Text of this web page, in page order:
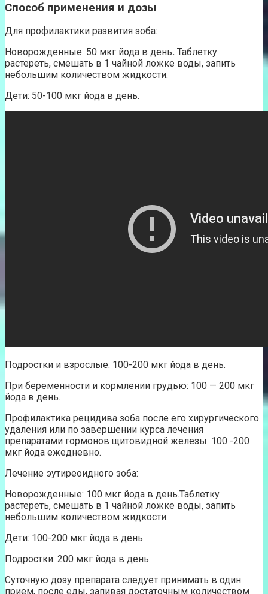
Способ применения и дозы
Для профилактики развития зоба:
Новорожденные: 50 мкг йода в день. Таблетку
растереть, смешать в 1 чайной ложке воды, запить
небольшим количеством жидкости.
Дети: 50-100 мкг йода в день.
Подростки и взрослые: 100-200 мкг йода в день.
При беременности и кормлении грудью: 100 — 200 мкг
йода в день.
Профилактика рецидива зоба после его хирургического
удаления или по завершении курса лечения
препаратами гормонов щитовидной железы: 100 -200
мкг йода ежедневно.
Лечение эутиреоидного зоба:
Новорожденные: 100 мкг йода в день.Таблетку
растереть, смешать в 1 чайной ложке воды, запить
небольшим количеством жидкости.
Дети: 100-200 мкг йода в день.
Подростки: 200 мкг йода в день.
Суточную дозу препарата следует принимать в один
прием, после еды, запивая достаточным количеством